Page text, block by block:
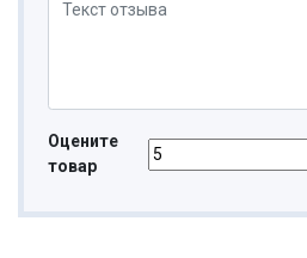
Оцените
товар